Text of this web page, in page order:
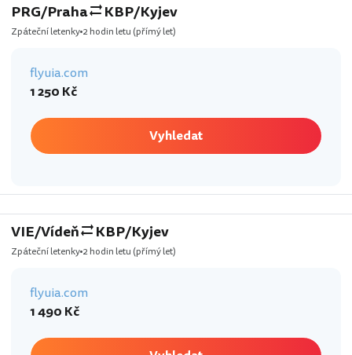
PRG/Praha KBP/Kyjev
Zpáteční letenky 2 hodin letu (přímý let)
flyuia.com
1 250 Kč
Vyhledat
VIE/Vídeň KBP/Kyjev
Zpáteční letenky 2 hodin letu (přímý let)
flyuia.com
1 490 Kč